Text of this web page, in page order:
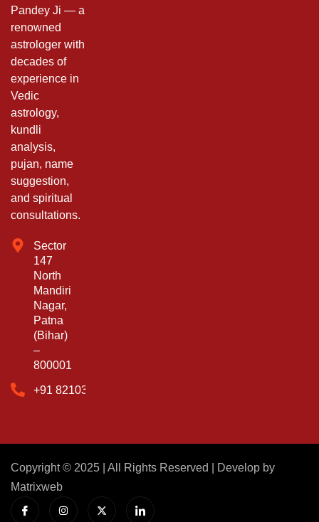
Pandey Ji — a
renowned
astrologer with
decades of
experience in
Vedic
astrology,
kundli
analysis,
pujan, name
suggestion,
and spiritual
consultations.
Sector
147
North
Mandiri
Nagar,
Patna
(Bihar)
–
800001
‪+91 82103 60545‬
Copyright © 2025 | All Rights Reserved | Develop by
Matrixweb